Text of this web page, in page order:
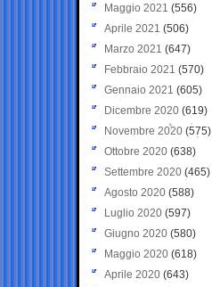
Maggio 2021 (556)
Aprile 2021 (506)
Marzo 2021 (647)
Febbraio 2021 (570)
Gennaio 2021 (605)
Dicembre 2020 (619)
Novembre 2020 (575)
Ottobre 2020 (638)
Settembre 2020(465)
Agosto 2020 (588)
Luglio 2020 (597)
Giugno 2020 (580)
Maggio 2020 (618)
Aprile 2020 (643)